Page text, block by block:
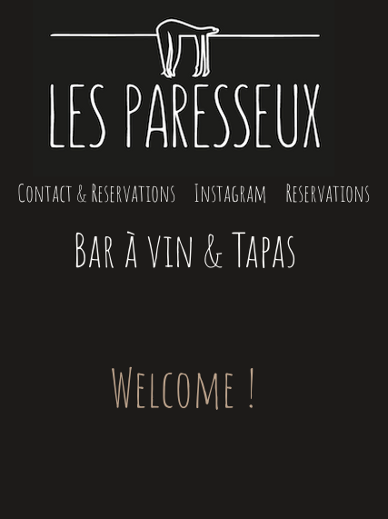
Contact & Reservations Instagram Reservations
Bar à vin & Tapas
Welcome !